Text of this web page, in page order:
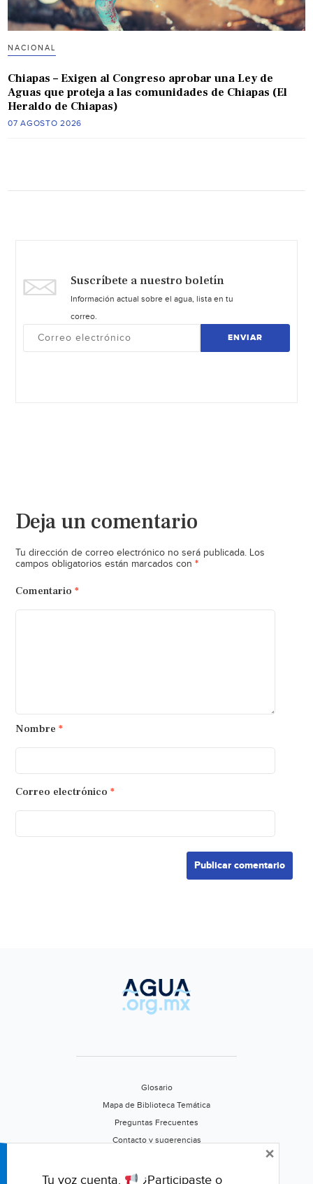
NACIONAL
Chiapas – Exigen al Congreso aprobar una Ley de
Aguas que proteja a las comunidades de Chiapas (El
Heraldo de Chiapas)
07 AGOSTO 2026
Suscríbete a nuestro boletín
Información actual sobre el agua, lista en tu
correo.
ENVIAR
Deja un comentario
Tu dirección de correo electrónico no será publicada. Los
campos obligatorios están marcados con *
Comentario *
Nombre *
Correo electrónico *
Glosario
Mapa de Biblioteca Temática
Preguntas Frecuentes
Contacto y sugerencias
Califica este portal
Tu voz cuenta. ¿Participaste o
×